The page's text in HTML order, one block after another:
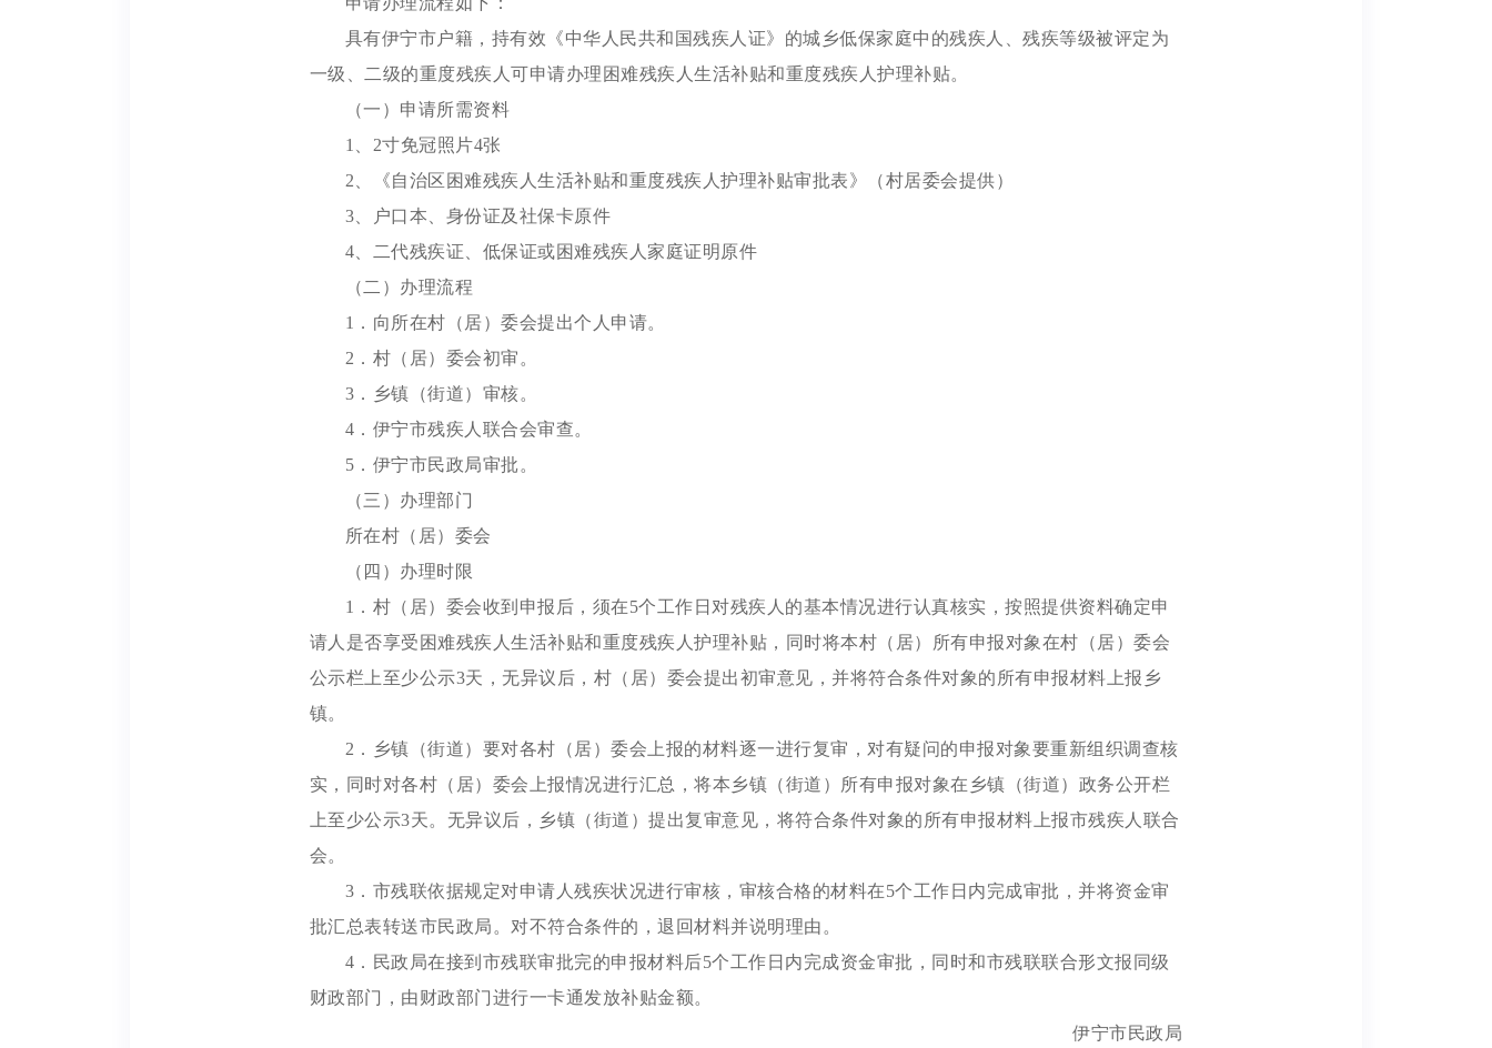
具有伊宁市户籍，持有效《中华人民共和国残疾人证》的城乡低保家庭中的残疾人、残疾等级被评定为
一级、二级的重度残疾人可申请办理困难残疾人生活补贴和重度残疾人护理补贴。
（一）申请所需资料
1、2寸免冠照片4张
2、《自治区困难残疾人生活补贴和重度残疾人护理补贴审批表》（村居委会提供）
3、户口本、身份证及社保卡原件
4、二代残疾证、低保证或困难残疾人家庭证明原件
（二）办理流程
1．向所在村（居）委会提出个人申请。
2．村（居）委会初审。
3．乡镇（街道）审核。
4．伊宁市残疾人联合会审查。
5．伊宁市民政局审批。
（三）办理部门
所在村（居）委会
（四）办理时限
1．村（居）委会收到申报后，须在5个工作日对残疾人的基本情况进行认真核实，按照提供资料确定申
请人是否享受困难残疾人生活补贴和重度残疾人护理补贴，同时将本村（居）所有申报对象在村（居）委会
公示栏上至少公示3天，无异议后，村（居）委会提出初审意见，并将符合条件对象的所有申报材料上报乡
镇。
2．乡镇（街道）要对各村（居）委会上报的材料逐一进行复审，对有疑问的申报对象要重新组织调查核
实，同时对各村（居）委会上报情况进行汇总，将本乡镇（街道）所有申报对象在乡镇（街道）政务公开栏
上至少公示3天。无异议后，乡镇（街道）提出复审意见，将符合条件对象的所有申报材料上报市残疾人联合
会。
3．市残联依据规定对申请人残疾状况进行审核，审核合格的材料在5个工作日内完成审批，并将资金审
批汇总表转送市民政局。对不符合条件的，退回材料并说明理由。
4．民政局在接到市残联审批完的申报材料后5个工作日内完成资金审批，同时和市残联联合形文报同级
财政部门，由财政部门进行一卡通发放补贴金额。
伊宁市民政局